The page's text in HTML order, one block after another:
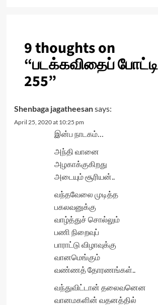
9 thoughts on
“படக்கவிதைப்
255”
Shenbaga jagatheesansays:
April 25, 2020 at 10:25 pm
இன்ப நாடகம்…
அந்தி வானை
அழகாக்குகிறது
அடையும் சூரியன்..
வந்தவேலை முடித்த
பகலவனுக்கு
வாழ்த்துச் சொல்லும்
பணி நிறைவுப்
பாராட்டு விழாவுக்கு
வானமெங்கும்
வண்ணத் தோரணங்கள்..
வந்துவிட்டான் தலைவனென
வானமகளின் வதனத்தில்